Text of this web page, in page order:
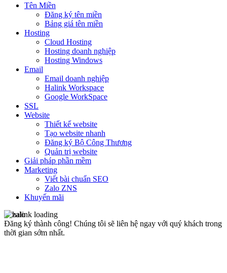
Tên Miền
Đăng ký tên miền
Bảng giá tên miền
Hosting
Cloud Hosting
Hosting doanh nghiệp
Hosting Windows
Email
Email doanh nghiệp
Halink Workspace
Google WorkSpace
SSL
Website
Thiết kế website
Tạo website nhanh
Đăng ký Bộ Công Thương
Quản trị website
Giải pháp phần mềm
Marketing
Viết bài chuẩn SEO
Zalo ZNS
Khuyến mãi
Đăng ký thành công! Chúng tôi sẽ liên hệ ngay với quý khách trong
thời gian sớm nhất.